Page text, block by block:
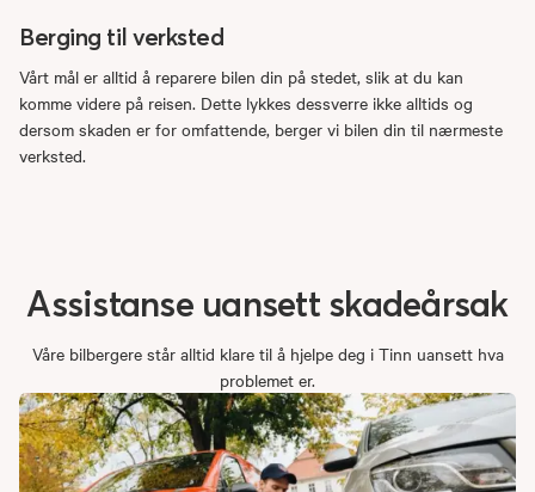
Berging til verksted
Vårt mål er alltid å reparere bilen din på stedet, slik at du kan
komme videre på reisen. Dette lykkes dessverre ikke alltids og
dersom skaden er for omfattende, berger vi bilen din til nærmeste
verksted.
Assistanse uansett skadeårsak
Våre bilbergere står alltid klare til å hjelpe deg i Tinn uansett hva
problemet er.